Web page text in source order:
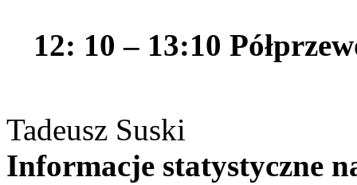
12: 10 – 13:10
Tadeusz Suski
Informacje statystyczne